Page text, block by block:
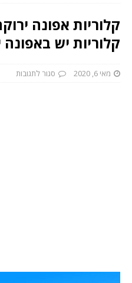
קלוריות אפונה
קלוריות יש
מאי 6, 2020 סגור לתגובות